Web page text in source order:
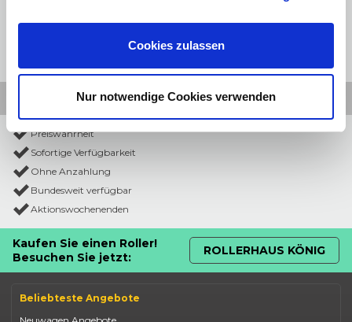
Cookies zulassen
Nur notwendige Cookies verwenden
Preiswahrheit
Sofortige Verfügbarkeit
Ohne Anzahlung
Bundesweit verfügbar
Aktionswochenenden
Kaufen Sie einen Roller!
Besuchen Sie jetzt:
ROLLERHAUS KÖNIG
Beliebteste Angebote